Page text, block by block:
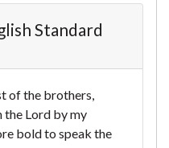
Standard
of the brothers,
the Lord by my
bold to speak the